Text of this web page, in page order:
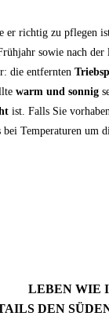
er richtig zu pflegen
sowie nach der
die entfernten
warm und sonnig
ist. Falls Sie
Temperaturen um
LEBEN WIE
DEN